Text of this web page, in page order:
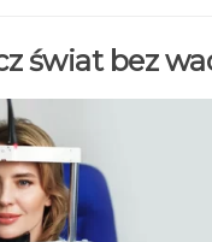
świat bez